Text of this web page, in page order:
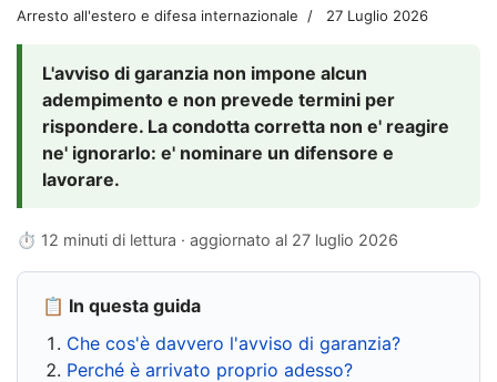
Arresto all'estero e difesa internazionale 27 Luglio 2026
L'avviso di garanzia non impone alcun
adempimento e non prevede termini per
rispondere. La condotta corretta non e' reagire
ne' ignorarlo: e' nominare un difensore e
lavorare.
⏱ 12 minuti di lettura · aggiornato al 27 luglio 2026
📋 In questa guida
Che cos'è davvero l'avviso di garanzia?
Perché è arrivato proprio adesso?